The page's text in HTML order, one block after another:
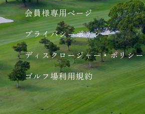
会員様専用ページ
プライバシーポリシー
ディスクロージャー・ポリシー
ゴルフ場利用規約